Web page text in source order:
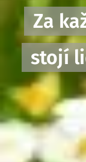
Za
stojí